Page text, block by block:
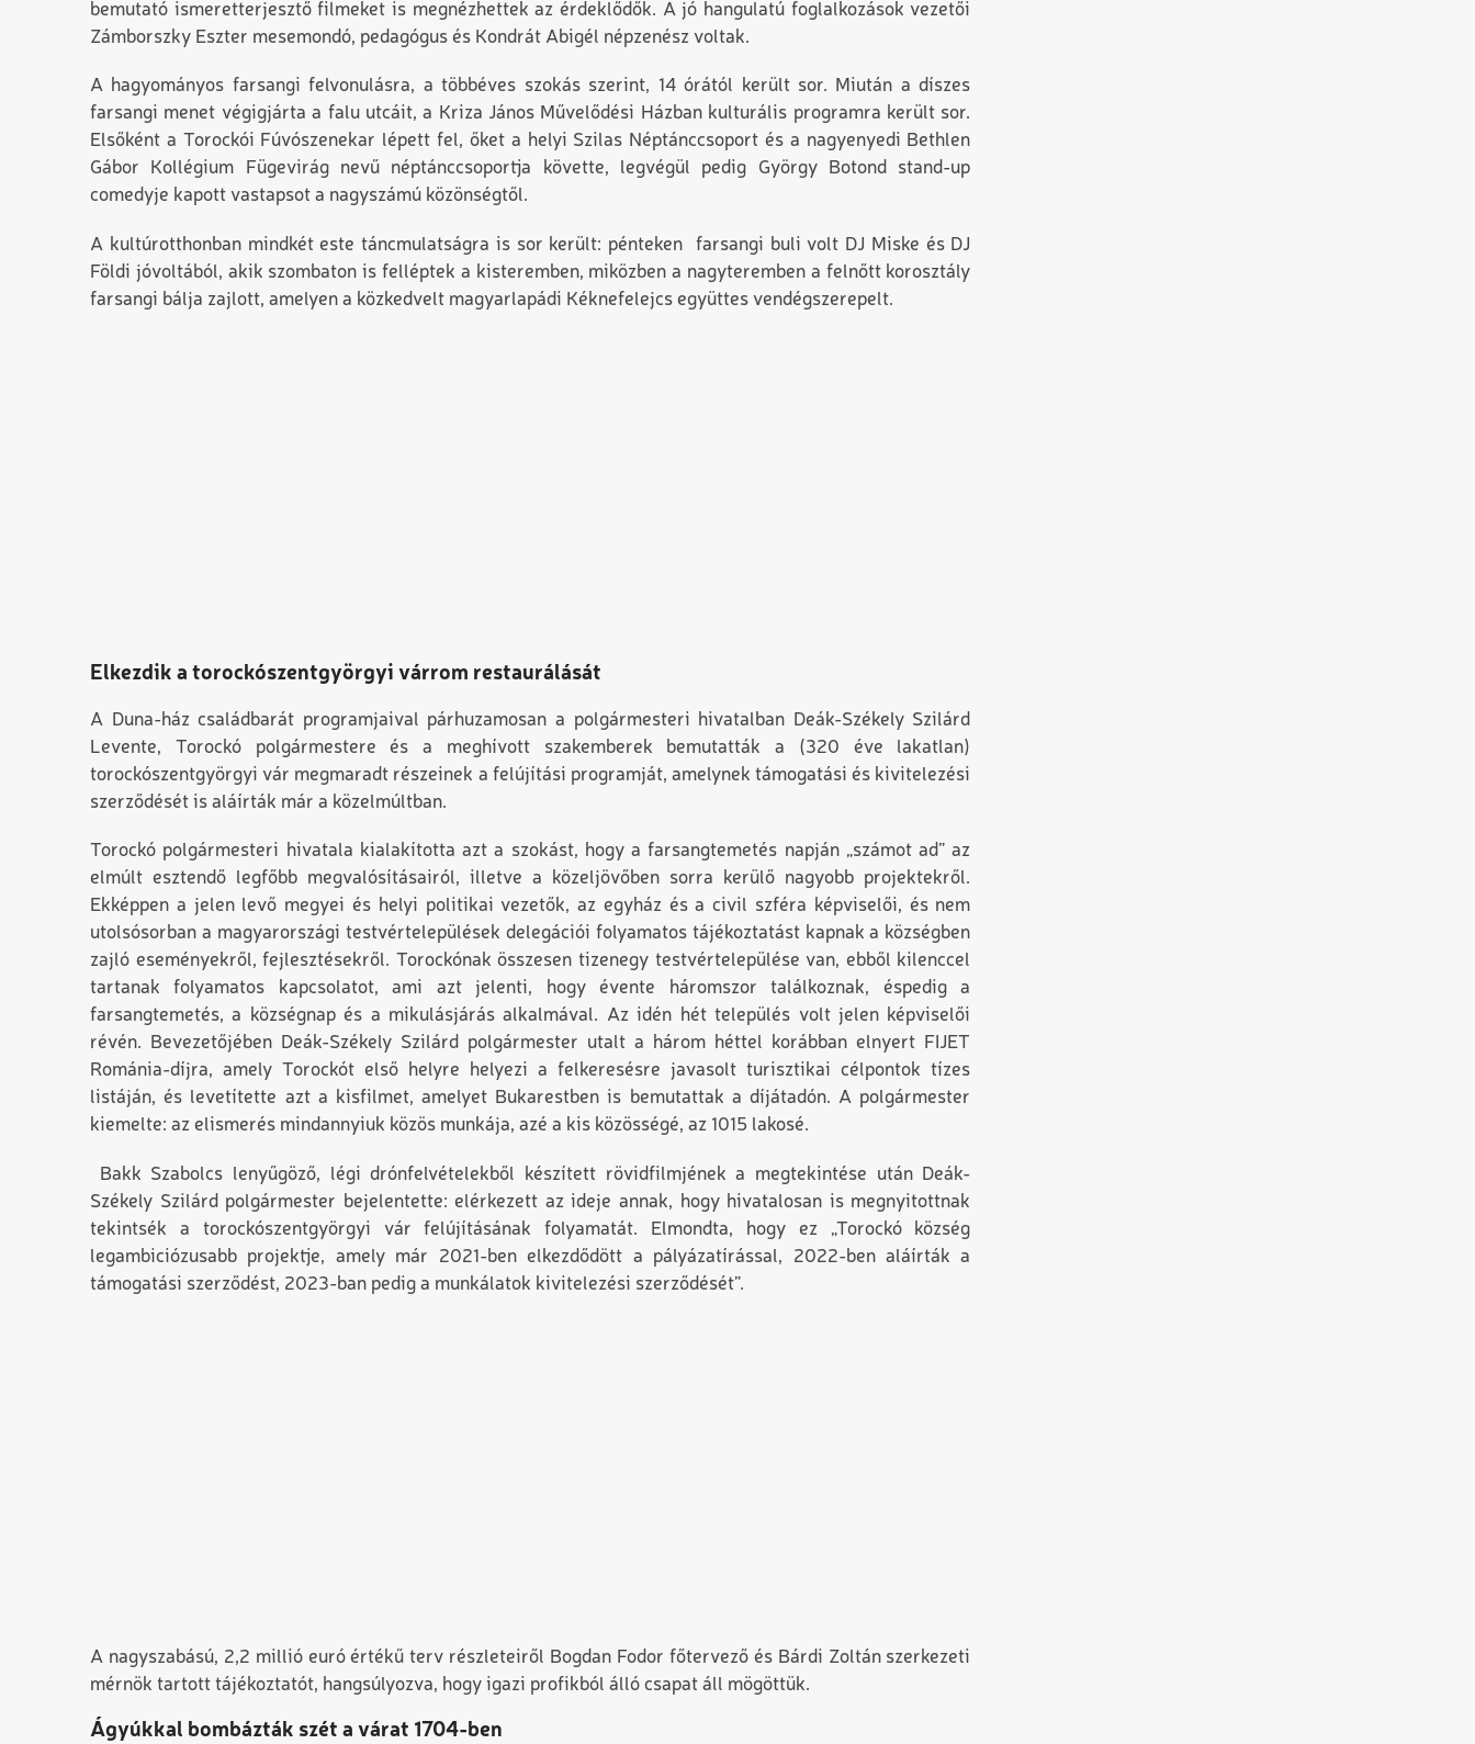
bemutató ismeretterjesztő filmeket is megnézhettek az érdeklődők. A jó hangulatú foglalkozások vezetői
Zámborszky Eszter mesemondó, pedagógus és Kondrát Abigél népzenész voltak.
A hagyományos farsangi felvonulásra, a többéves szokás szerint, 14 órától került sor. Miután a díszes
farsangi menet végigjárta a falu utcáit, a Kriza János Művelődési Házban kulturális programra került sor.
Elsőként a Torockói Fúvószenekar lépett fel, őket a helyi Szilas Néptánccsoport és a nagyenyedi Bethlen
Gábor Kollégium Fügevirág nevű néptánccsoportja követte, legvégül pedig György Botond stand-up
comedyje kapott vastapsot a nagyszámú közönségtől.
A kultúrotthonban mindkét este táncmulatságra is sor került: pénteken farsangi buli volt DJ Miske és DJ
Földi jóvoltából, akik szombaton is felléptek a kisteremben, miközben a nagyteremben a felnőtt korosztály
farsangi bálja zajlott, amelyen a közkedvelt magyarlapádi Kéknefelejcs együttes vendégszerepelt.
Elkezdik a torockószentgyörgyi várrom restaurálását
A Duna-ház családbarát programjaival párhuzamosan a polgármesteri hivatalban Deák-Székely Szilárd
Levente, Torockó polgármestere és a meghívott szakemberek bemutatták a (320 éve lakatlan)
torockószentgyörgyi vár megmaradt részeinek a felújítási programját, amelynek támogatási és kivitelezési
szerződését is aláírták már a közelmúltban.
Torockó polgármesteri hivatala kialakította azt a szokást, hogy a farsangtemetés napján „számot ad” az
elmúlt esztendő legfőbb megvalósításairól, illetve a közeljövőben sorra kerülő nagyobb projektekről.
Ekképpen a jelen levő megyei és helyi politikai vezetők, az egyház és a civil szféra képviselői, és nem
utolsósorban a magyarországi testvértelepülések delegációi folyamatos tájékoztatást kapnak a községben
zajló eseményekről, fejlesztésekről. Torockónak összesen tizenegy testvértelepülése van, ebből kilenccel
tartanak folyamatos kapcsolatot, ami azt jelenti, hogy évente háromszor találkoznak, éspedig a
farsangtemetés, a községnap és a mikulásjárás alkalmával. Az idén hét település volt jelen képviselői
révén. Bevezetőjében Deák-Székely Szilárd polgármester utalt a három héttel korábban elnyert FIJET
Románia-díjra, amely Torockót első helyre helyezi a felkeresésre javasolt turisztikai célpontok tízes
listáján, és levetítette azt a kisfilmet, amelyet Bukarestben is bemutattak a díjátadón. A polgármester
kiemelte: az elismerés mindannyiuk közös munkája, azé a kis közösségé, az 1015 lakosé.
Bakk Szabolcs lenyűgöző, légi drónfelvételekből készített rövidfilmjének a megtekintése után Deák-
Székely Szilárd polgármester bejelentette: elérkezett az ideje annak, hogy hivatalosan is megnyitottnak
tekintsék a torockószentgyörgyi vár felújításának folyamatát. Elmondta, hogy ez „Torockó község
legambiciózusabb projektje, amely már 2021-ben elkezdődött a pályázatírással, 2022-ben aláírták a
támogatási szerződést, 2023-ban pedig a munkálatok kivitelezési szerződését”.
A nagyszabású, 2,2 millió euró értékű terv részleteiről Bogdan Fodor főtervező és Bárdi Zoltán szerkezeti
mérnök tartott tájékoztatót, hangsúlyozva, hogy igazi profikból álló csapat áll mögöttük.
Ágyúkkal bombázták szét a várat 1704-ben